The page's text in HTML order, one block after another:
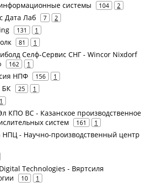
системы 104 2
Дата Лаб 7 2
131 1
81 1
Селф-Сервис СНГ - Wincor Nixdorf
162 1
НПФ 156 1
БК 25 1
1
КПО ВС - Казанское производственное
систем
161 1
НПЦ - Научно-производственный центр
Technologies - Вяртсиля
10 1